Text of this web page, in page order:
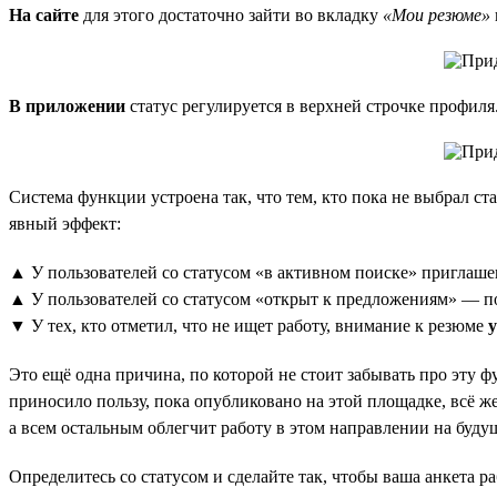
На сайте для этого достаточно зайти во вкладку «Мои резюме»
В приложении статус регулируется в верхней строчке
Система функции устроена так, что тем, кто пока не выбрал
явный эффект:
▲ У пользователей со статусом «в активном поиске»
▲ У пользователей со статусом «открыт к предложениям» —
▼ У тех, кто отметил, что не ищет работу, внимание к резюме
Это ещё одна причина, по которой не стоит забывать про эту
приносило пользу, пока опубликовано на этой площадке, всё
а всем остальным облегчит работу в этом направлении на
Определитесь со статусом и сделайте так, чтобы ваша анкета